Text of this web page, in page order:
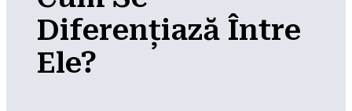
Diferențiază Între
Ele?